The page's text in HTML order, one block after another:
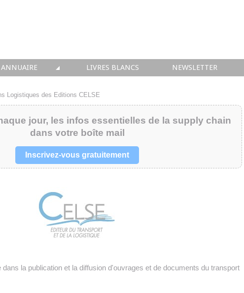
ANNUAIRE
• SOLUTIONS
• INTEGRATION
• IMMOBILIER
• INTRALOGISTIQUE
• RECRUTEMENT
LIVRES BLANCS NEWSLETTER
Logistiques des Editions CELSE
jour, les infos essentielles de la supply chain
dans votre boîte mail
Inscrivez-vous gratuitement
la publication et la diffusion d'ouvrages et de documents du transport